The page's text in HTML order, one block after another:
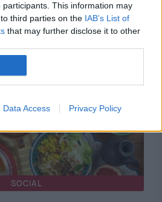
participants. This information may
third parties on the IAB’s List of
that may further disclose it to other
Data Access Privacy Policy
de euro din PNRR și a
miliarde din SAFE
SOCIAL